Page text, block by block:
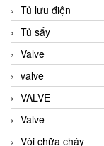
Tủ lưu điện
Tủ sấy
Valve
valve
VALVE
Valve
Vòi chữa cháy